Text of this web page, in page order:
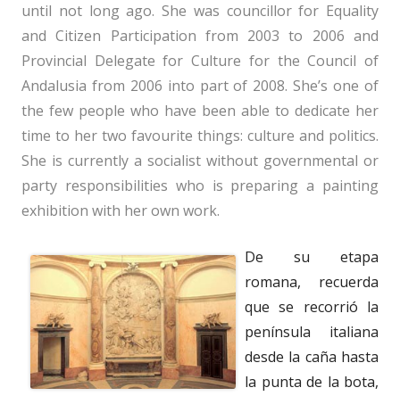
until not long ago. She was councillor for Equality
and Citizen Participation from 2003 to 2006 and
Provincial Delegate for Culture for the Council of
Andalusia from 2006 into part of 2008. She’s one of
the few people who have been able to dedicate her
time to her two favourite things: culture and politics.
She is currently a socialist without governmental or
party responsibilities who is preparing a painting
exhibition with her own work.
De su etapa
romana, recuerda
que se recorrió la
península italiana
desde la caña hasta
la punta de la bota,